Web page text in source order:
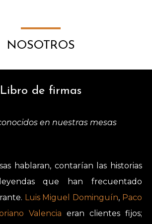
NOSOTROS
Libro de firmas
en nuestras mesas
hablaran, contarían las historias
que han frecuentado
Luis Miguel Dominguín, Paco
Valencia eran clientes fijos;